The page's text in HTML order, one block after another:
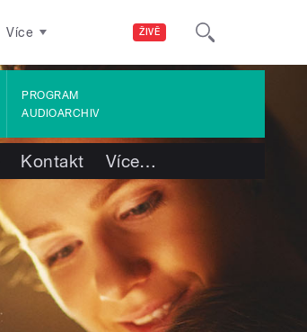
ŽIVĚ
Více
PROGRAM
AUDIOARCHIV
Kontakt Více…